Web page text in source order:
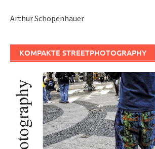
Arthur Schopenhauer
KOMPAKTE STREETPHOTOGRAPHY